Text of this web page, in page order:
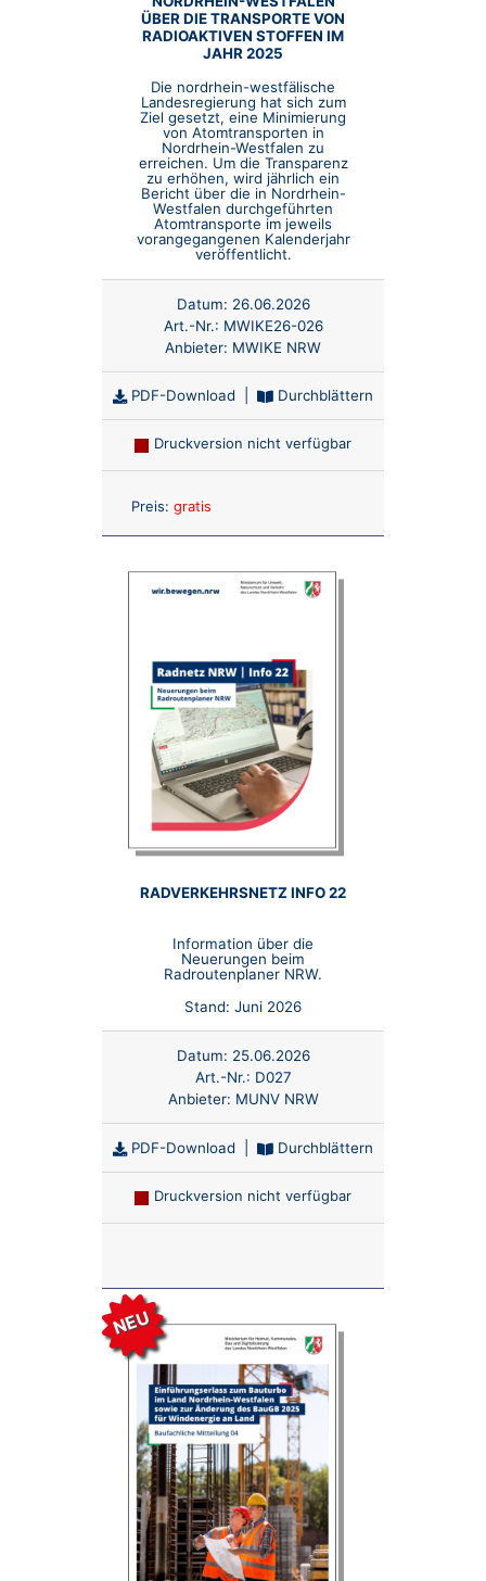
ÜBER DIE TRANSPORTE VON
RADIOAKTIVEN STOFFEN IM
JAHR 2025
Die nordrhein-westfälische
Landesregierung hat sich zum
Ziel gesetzt, eine Minimierung
von Atomtransporten in
Nordrhein-Westfalen zu
erreichen. Um die Transparenz
zu erhöhen, wird jährlich ein
Bericht über die in Nordrhein-
Westfalen durchgeführten
Atomtransporte im jeweils
vorangegangenen Kalenderjahr
veröffentlicht.
Datum: 26.06.2026
Art.-Nr.: MWIKE26-026
Anbieter: MWIKE NRW
PDF-Download Durchblättern
Druckversion nicht verfügbar
Preis: gratis
RADVERKEHRSNETZ INFO 22
Information über die
Neuerungen beim
Radroutenplaner NRW.
Stand: Juni 2026
Datum: 25.06.2026
Art.-Nr.: D027
Anbieter: MUNV NRW
PDF-Download Durchblättern
Druckversion nicht verfügbar
NEU